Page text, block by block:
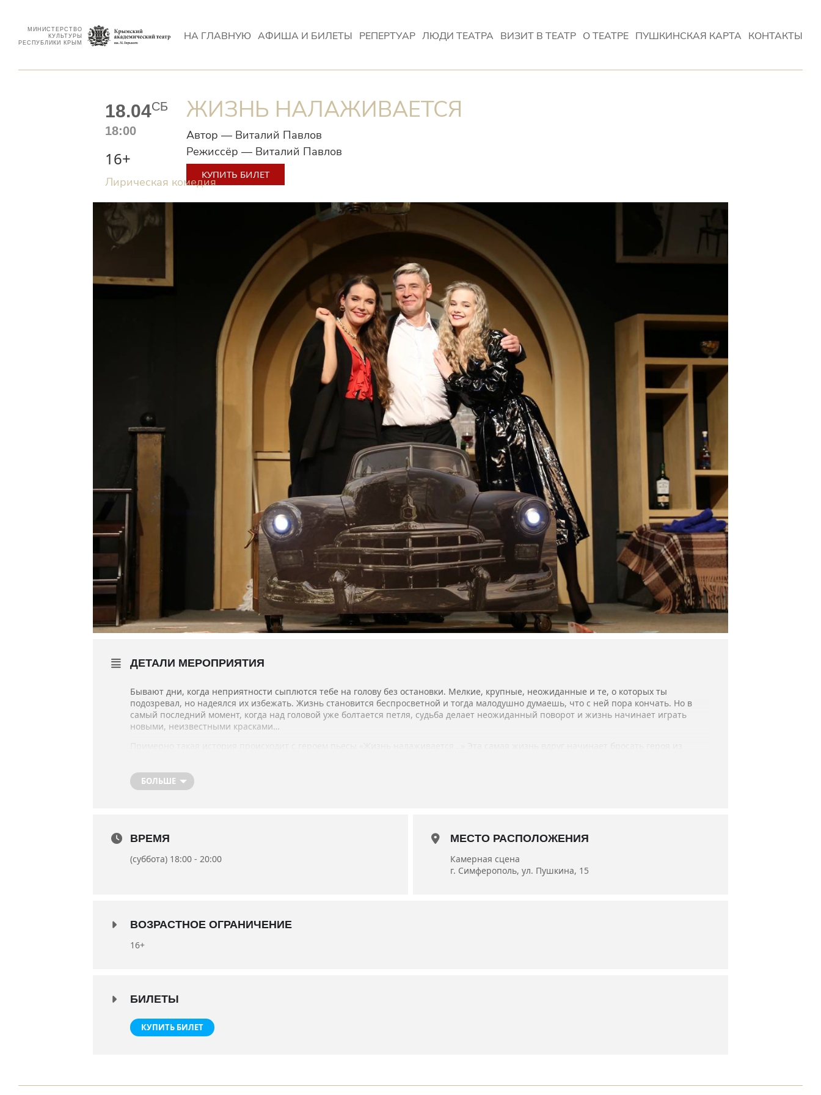
МИНИСТЕРСТВО
КУЛЬТУРЫ
РЕСПУБЛИКИ КРЫМ
НА ГЛАВНУЮ АФИША И БИЛЕТЫ РЕПЕРТУАР ЛЮДИ ТЕАТРА ВИЗИТ В ТЕАТР О ТЕАТРЕ ПУШКИНСКАЯ КАРТА КОНТАКТЫ
18.04СБ
18:00
16+
КУПИТЬ БИЛЕТ
Автор — Виталий Павлов
Режиссёр — Виталий Павлов
ЖИЗНЬ НАЛАЖИВАЕТСЯ
Лирическая комедия
ДЕТАЛИ МЕРОПРИЯТИЯ
Бывают дни, когда неприятности сыплются тебе на голову без остановки. Мелкие, крупные, неожиданные и те, о которых ты
подозревал, но надеялся их избежать. Жизнь становится беспросветной и тогда малодушно думаешь, что с ней пора кончать. Но в
самый последний момент, когда над головой уже болтается петля, судьба делает неожиданный поворот и жизнь начинает играть
новыми, неизвестными красками…
В ролях: засл. артисты Республики Крым Е. Сорокина и И. Кашин, артистка Н. Бабич.
Балетмейстер – Елизавета Сутягина
БОЛЬШЕ
ВРЕМЯ
(суббота) 18:00 - 20:00
МЕСТО РАСПОЛОЖЕНИЯ
Камерная сцена
г. Симферополь, ул. Пушкина, 15
ВОЗРАСТНОЕ ОГРАНИЧЕНИЕ
16+
БИЛЕТЫ
КУПИТЬ БИЛЕТ